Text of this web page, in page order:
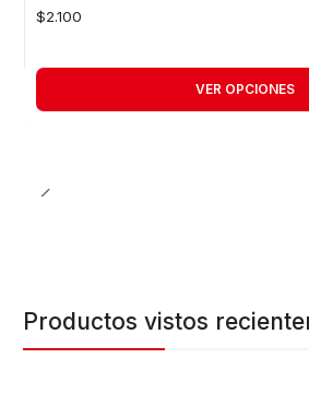
$2.100
VER OPCIONES
Productos vistos